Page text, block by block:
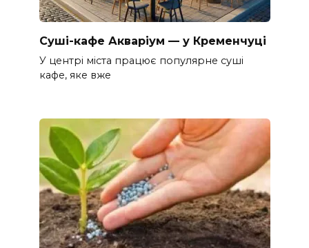
Суші-кафе Акваріум — у Кременчуці
У центрі міста працює популярне суші
кафе, яке вже